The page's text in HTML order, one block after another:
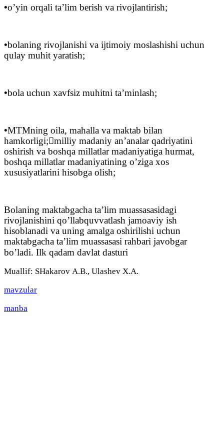
•o’yin orqali ta’lim berish va rivojlantirish;
•bolaning rivojlanishi va ijtimoiy moslashishi uchun
qulay muhit yaratish;
•bola uchun xavfsiz muhitni ta’minlash;
•MTMning oila, mahalla va maktab bilan
hamkorligi;milliy madaniy an’analar qadriyatini
oshirish va boshqa millatlar madaniyatiga hurmat,
boshqa millatlar madaniyatining o’ziga xos
xususiyatlarini hisobga olish;
Bolaning maktabgacha ta’lim muassasasidagi
rivojlanishini qo’llabquvvatlash jamoaviy ish
hisoblanadi va uning amalga oshirilishi uchun
maktabgacha ta’lim muassasasi rahbari javobgar
bo’ladi. Ilk qadam davlat dasturi
Muallif: SHаkаrоv А.B., Ulаshev X.А.
mavzular
manba